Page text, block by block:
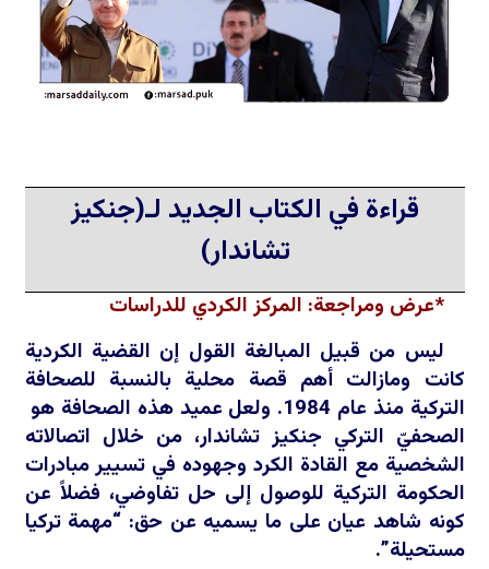
قراءة في الكتاب الجديد لـ(جنكيز
تشاندار)
*عرض ومراجعة: المركز الكردي للدراسات
ليس من قبيل المبالغة القول إن القضية الكردية
كانت ومازالت أهم قصة محلية بالنسبة للصحافة
التركية منذ عام 1984. ولعل عميد هذه الصحافة هو
الصحفيّ التركي جنكيز تشاندار، من خلال اتصالاته
الشخصية مع القادة الكرد وجهوده في تسيير مبادرات
الحكومة التركية للوصول إلى حل تفاوضي، فضلاً عن
كونه شاهد عيان على ما يسميه عن حق: “مهمة تركيا
مستحيلة”.